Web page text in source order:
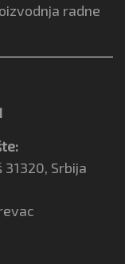
radne
Srbija